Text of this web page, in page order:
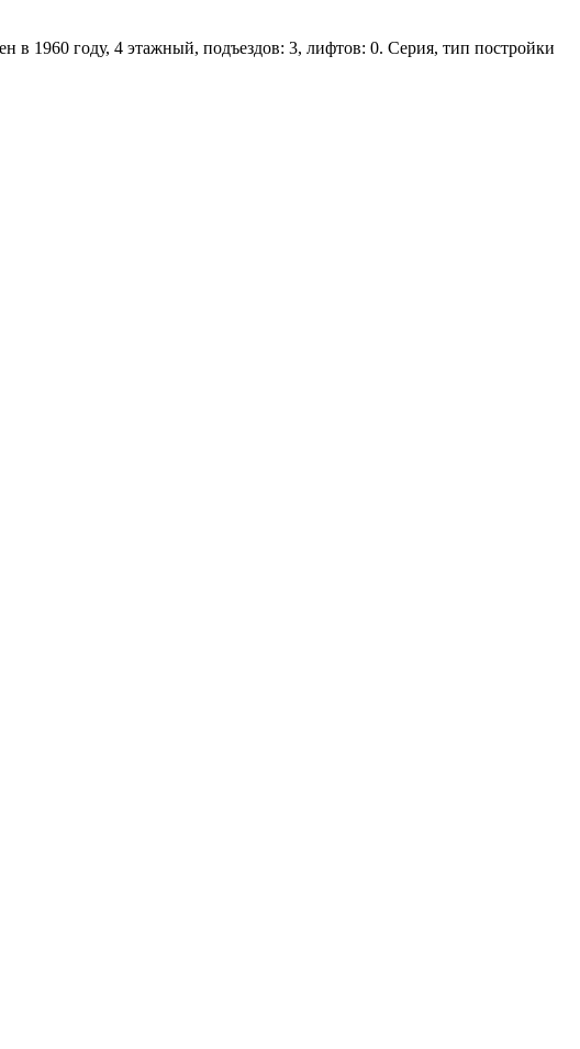
в 1960 году, 4 этажный, подъездов: 3, лифтов: 0. Серия, тип постройки